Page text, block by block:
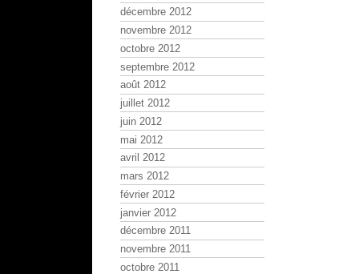
décembre 2012
novembre 2012
octobre 2012
septembre 2012
août 2012
juillet 2012
juin 2012
mai 2012
avril 2012
mars 2012
février 2012
janvier 2012
décembre 2011
novembre 2011
octobre 2011